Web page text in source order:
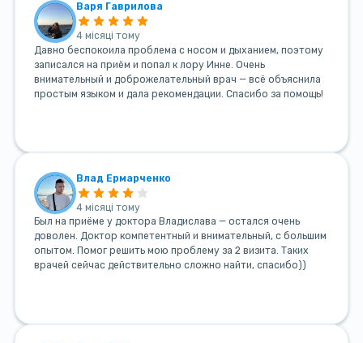
Варя Гаврилова
4 місяці тому
Давно беспокоила проблема с носом и дыханием, поэтому
записался на приём и попал к лору Инне. Очень
внимательный и доброжелательный врач — всё объяснила
простым языком и дала рекомендации. Спасибо за помощь!
Влад Ермарченко
4 місяці тому
Был на приёме у доктора Владислава — остался очень
доволен. Доктор компетентный и внимательный, с большим
опытом. Помог решить мою проблему за 2 визита. Таких
врачей сейчас действительно сложно найти, спасибо))